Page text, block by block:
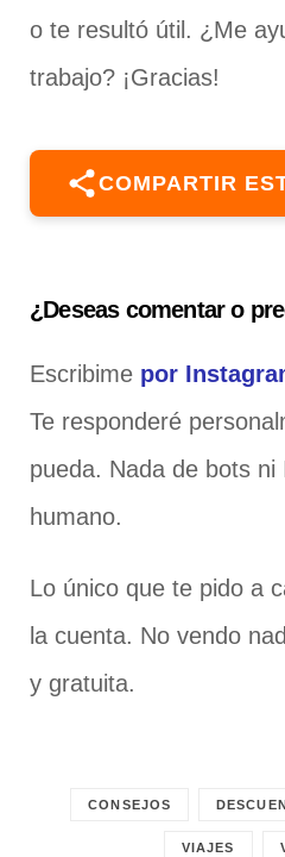
o te resultó útil. ¿Me
trabajo? ¡Gracias!
COMPARTIR
¿Deseas comentar o
Escribime por
Te responderé
pueda. Nada de bots
humano.
Lo único que te pido a
la cuenta. No vendo
y gratuita.
CONSEJOS
VIAJES